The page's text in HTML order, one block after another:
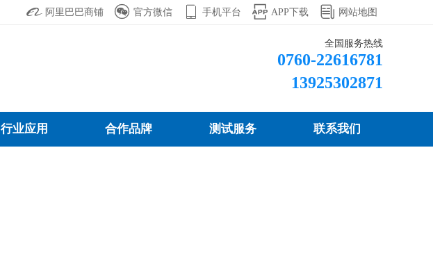
 阿里巴巴商铺  官方微信 手机平台  APP下载  网站地图
全国服务热线
0760-22616781
13925302871
行业应用 合作品牌 测试服务 联系我们